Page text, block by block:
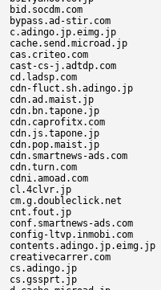
bid.socdm.com
bypass.ad-stir.com
c.adingo.jp.eimg.jp
cache.send.microad.jp
cas.criteo.com
cast-cs-j.adtdp.com
cd.ladsp.com
cdn-fluct.sh.adingo.jp
cdn.ad.maist.jp
cdn.bn.tapone.jp
cdn.caprofitx.com
cdn.js.tapone.jp
cdn.pop.maist.jp
cdn.smartnews-ads.com
cdn.turn.com
cdni.amoad.com
cl.4clvr.jp
cm.g.doubleclick.net
cnt.fout.jp
conf.smartnews-ads.com
config-ltvp.inmobi.com
contents.adingo.jp.eimg.jp
creativecarrer.com
cs.adingo.jp
cs.gssprt.jp